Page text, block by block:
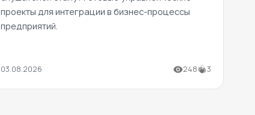
проекты для интеграции в бизнес-процессы
предприятий.
03.08.2026 248 3